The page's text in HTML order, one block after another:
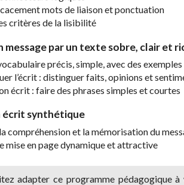
mots de liaison et ponctuation
critères de la lisibilité
message par un texte sobre, clair et
précis, simple, avec des
l’écrit : distinguer faits, opinions et
écrit : faire des phrases simples et courtes
écrit synthétique
compréhension et la mémorisation du
mise en page dynamique et attractive
adapter ce programme pédagogique à